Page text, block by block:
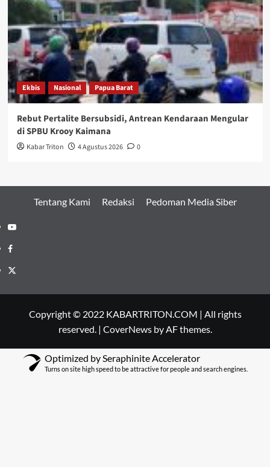
Ekbis Nasional Papua Barat
Rebut Pertalite Bersubsidi, Antrean Kendaraan Mengular
di SPBU Krooy Kaimana
Kabar Triton 4 Agustus 2026 0
Tentang Kami Redaksi Pedoman Media Siber
Youtube
Facebook
Twitter
Copyright © 2022 KABARTRITON.COM | All rights
reserved. | CoverNewsby AF themes.
Optimized by Seraphinite Accelerator
Turns on site high speed to be attractive for people and search engines.